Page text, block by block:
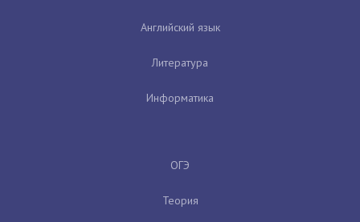
Английский язык
Литература
Информатика
ОГЭ
Теория